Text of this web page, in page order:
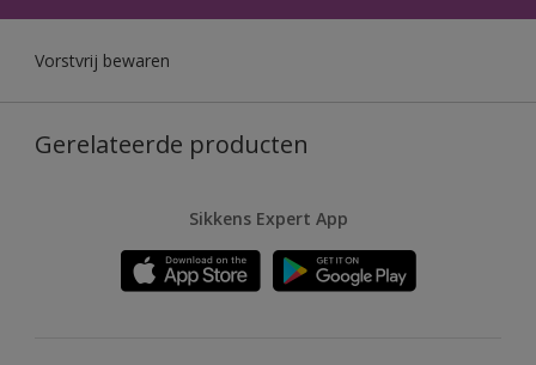
Vorstvrij bewaren
Gerelateerde producten
Sikkens Expert App